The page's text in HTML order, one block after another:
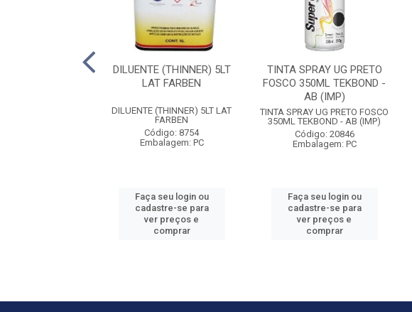
DILUENTE (THINNER) 5LT
LAT FARBEN
DILUENTE (THINNER) 5LT LAT
FARBEN
Código: 8754
Embalagem: PC
Faça seu login ou
cadastre-se para
ver preços e
comprar
TINTA SPRAY UG PRETO
FOSCO 350ML TEKBOND -
AB (IMP)
TINTA SPRAY UG PRETO FOSCO
350ML TEKBOND - AB (IMP)
Código: 20846
Embalagem: PC
Faça seu login ou
cadastre-se para
ver preços e
comprar